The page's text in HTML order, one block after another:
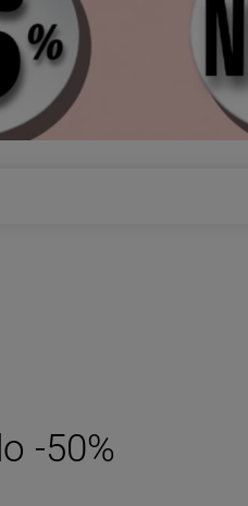
-50%